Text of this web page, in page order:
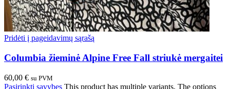
Pridėti į pageidavimų sąrašą
Columbia žieminė Alpine Free Fall striukė mergaitei
60,00 € su PVM
Pasirinkti savybes This product has multiple variants. The options